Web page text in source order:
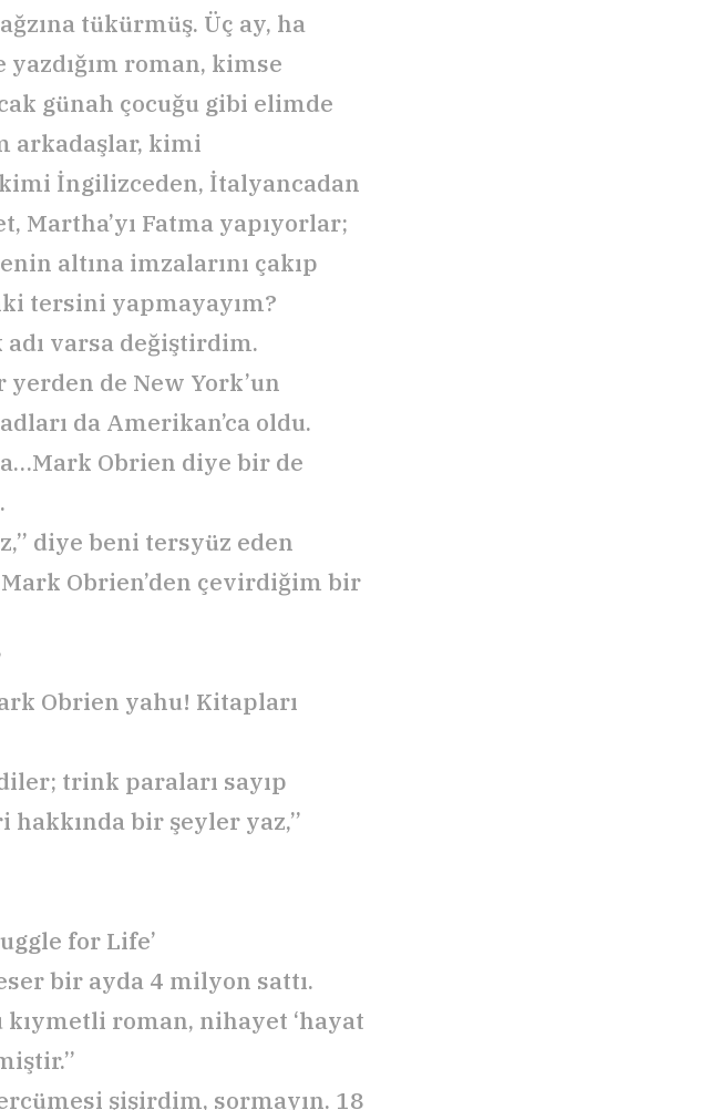
tükürmüş. Üç ay, ha
roman, kimse
günah çocuğu gibi elimde
arkadaşlar, kimi
İngilizceden, İtalyancadan
Martha’yı Fatma yapıyorlar;
altına imzalarını çakıp
tersini yapmayayım?
varsa değiştirdim.
de New York’un
da Amerikan’ca oldu.
Obrien diye bir de
diye beni tersyüz eden
Obrien’den çevirdiğim bir
Obrien yahu! Kitapları
trink paraları sayıp
hakkında bir şeyler yaz,”
for Life’
bir ayda 4 milyon sattı.
roman, nihayet ‘hayat
şişirdim, sormayın. 18